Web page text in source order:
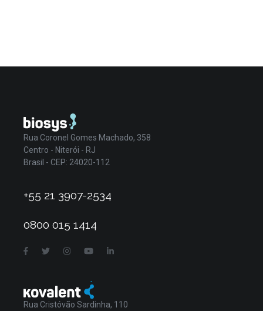
Rua Coronel Gomes Machado, 358
Centro - Niterói - RJ
Brasil - CEP: 24020-112
+55 21 3907-2534
0800 015 1414
Rua Cristóvão Sardinha, 110